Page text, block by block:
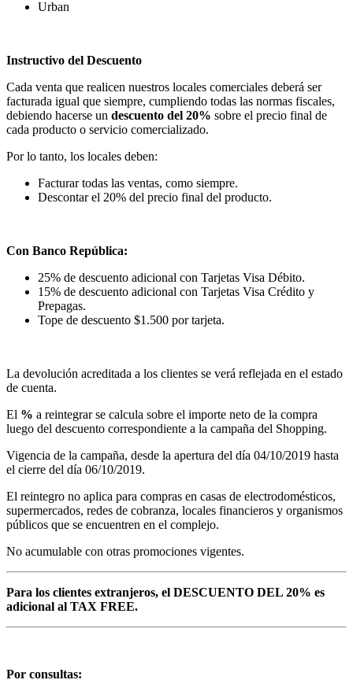
Urban
Instructivo del Descuento
Cada venta que realicen nuestros locales comerciales deberá ser
facturada igual que siempre, cumpliendo todas las normas fiscales,
debiendo hacerse un descuento del 20% sobre el precio final de
cada producto o servicio comercializado.
Por lo tanto, los locales deben:
Facturar todas las ventas, como siempre.
Descontar el 20% del precio final del producto.
Con Banco República:
25% de descuento adicional con Tarjetas Visa Débito.
15% de descuento adicional con Tarjetas Visa Crédito y
Prepagas.
Tope de descuento $1.500 por tarjeta.
La devolución acreditada a los clientes se verá reflejada en el estado
de cuenta.
El % a reintegrar se calcula sobre el importe neto de la compra
luego del descuento correspondiente a la campaña del Shopping.
Vigencia de la campaña, desde la apertura del día 04/10/2019 hasta
el cierre del día 06/10/2019.
El reintegro no aplica para compras en casas de electrodomésticos,
supermercados, redes de cobranza, locales financieros y organismos
públicos que se encuentren en el complejo.
No acumulable con otras promociones vigentes.
Para los clientes extranjeros, el DESCUENTO DEL 20% es
adicional al TAX FREE.
Por consultas: